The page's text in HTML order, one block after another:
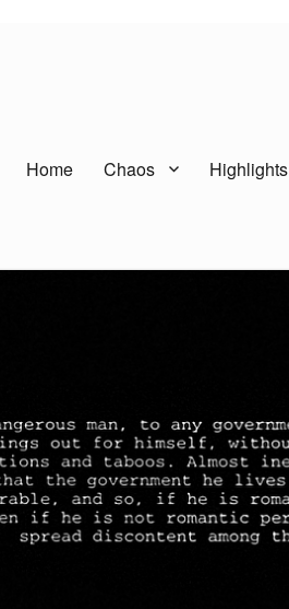
Home Chaos Highlights